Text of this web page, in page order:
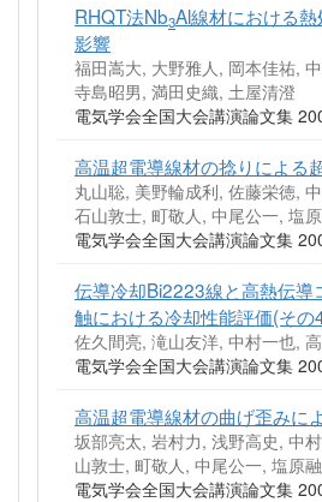
RHQT法Nb3Al線材における
影響
福田嵩大, 大野雅人, 岡本佳祐,
寺島昭男, 満田史織, 土屋清澄
電気学会全国大会講演論文集
高温超電導線材の捻りによる
丸山聡, 美野輪成利, 佐藤栄徳,
石山敦士, 町敬人, 中尾公一, 塩
電気学会全国大会講演論文集
伝導冷却Bi2223線と高熱伝導
触における冷却性能評価(その
佐久間亮, 滝山友洋, 中村一也,
電気学会全国大会講演論文集
高温超電導線材の曲げ歪みに
坂部亮太, 岩村力, 浅野高史, 中
山敦士, 町敬人, 中尾公一, 塩原融
電気学会全国大会講演論文集